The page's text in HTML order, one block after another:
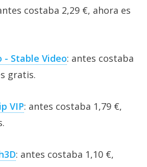
costaba 2,29 €, ahora es
- Stable Video: antes costaba
gratis.
VIP: antes costaba 1,79 €,
: antes costaba 1,10 €,